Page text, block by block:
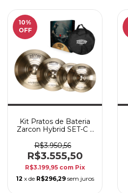
10%
OFF
Kit Pratos de Bateria
Zarcon Hybrid SET-C 3
R$3.950,56
R$3.555,50
R$3.199,95 com Pix
12 x de R$296,29 sem juros